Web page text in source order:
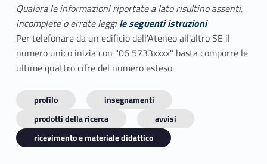
Qualora le informazioni riportate a lato risultino assenti,
incomplete o errate leggile seguenti istruzioni
Per telefonare da un edificio dell'Ateneo all'altro SE il
numero unico inizia con "06 5733xxxx" basta comporre le
ultime quattro cifre del numero esteso.
profilo
insegnamenti
prodotti della ricerca
avvisi
ricevimento e materiale didattico